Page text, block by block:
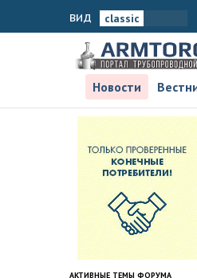
вид
Новости
АКТИВНЫЕ ТЕМЫ ФОРУМА